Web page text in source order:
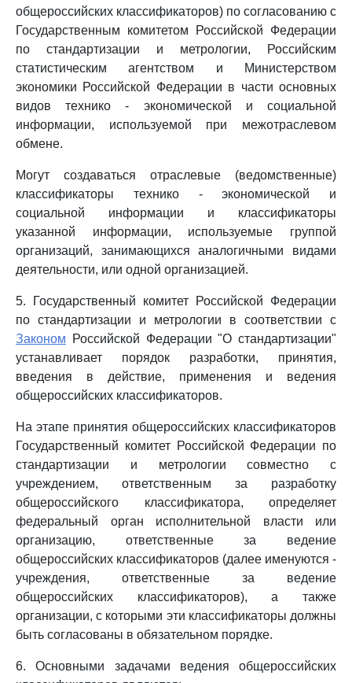
общероссийских классификаторов) по согласованию с
Государственным комитетом Российской Федерации
по стандартизации и метрологии, Российским
статистическим агентством и Министерством
экономики Российской Федерации в части основных
видов технико - экономической и социальной
информации, используемой при межотраслевом
обмене.
Могут создаваться отраслевые (ведомственные)
классификаторы технико - экономической и
социальной информации и классификаторы
указанной информации, используемые группой
организаций, занимающихся аналогичными видами
деятельности, или одной организацией.
5. Государственный комитет Российской Федерации
по стандартизации и метрологии в соответствии с
Законом Российской Федерации "О стандартизации"
устанавливает порядок разработки, принятия,
введения в действие, применения и ведения
общероссийских классификаторов.
На этапе принятия общероссийских классификаторов
Государственный комитет Российской Федерации по
стандартизации и метрологии совместно с
учреждением, ответственным за разработку
общероссийского классификатора, определяет
федеральный орган исполнительной власти или
организацию, ответственные за ведение
общероссийских классификаторов (далее именуются -
учреждения, ответственные за ведение
общероссийских классификаторов), а также
организации, с которыми эти классификаторы должны
быть согласованы в обязательном порядке.
6. Основными задачами ведения общероссийских